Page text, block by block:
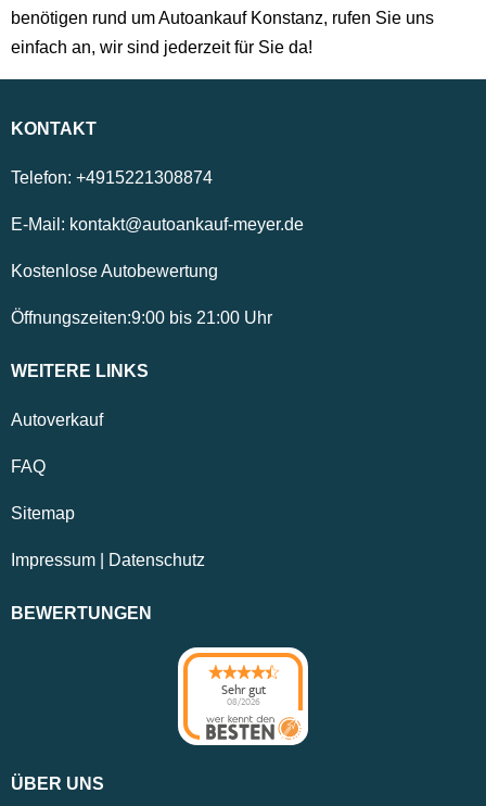
benötigen rund um Autoankauf Konstanz, rufen Sie uns
einfach an, wir sind jederzeit für Sie da!
KONTAKT
Telefon: +4915221308874
E-Mail: kontakt@autoankauf-meyer.de
Kostenlose Autobewertung
Öffnungszeiten:9:00 bis 21:00 Uhr
WEITERE LINKS
Autoverkauf
FAQ
Sitemap
Impressum Datenschutz
BEWERTUNGEN
Sehr gut
08/2026
ÜBER UNS